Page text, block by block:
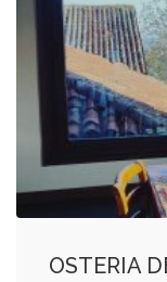
OSTERIA